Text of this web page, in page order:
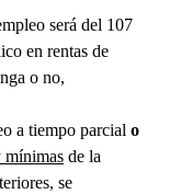
será del 107
en rentas de
o no,
a tiempo parcial o
mínimas de la
se